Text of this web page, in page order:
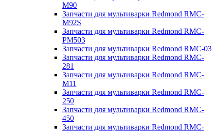
M90
Запчасти для мультиварки Redmond RMC-
M92S
Запчасти для мультиварки Redmond RMC-
PM503
Запчасти для мультиварки Redmond RMC-03
Запчасти для мультиварки Redmond RMC-
281
Запчасти для мультиварки Redmond RMC-
M11
Запчасти для мультиварки Redmond RMC-
250
Запчасти для мультиварки Redmond RMC-
450
Запчасти для мультиварки Redmond RMC-